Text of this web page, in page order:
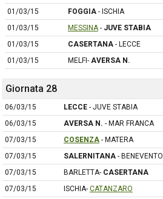
01/03/15
FOGGIA - ISCHIA
01/03/15
MESSINA- JUVE STABIA
01/03/15
CASERTANA - LECCE
01/03/15
MELFI- AVERSA N.
Giornata 28
06/03/15 LECCE - JUVE STABIA
06/03/15
AVERSA N. - MAR FRANCA
07/03/15
COSENZA - MATERA
07/03/15
SALERNITANA - BENEVENTO
07/03/15
BARLETTA- CASERTANA
07/03/15
ISCHIA- CATANZARO